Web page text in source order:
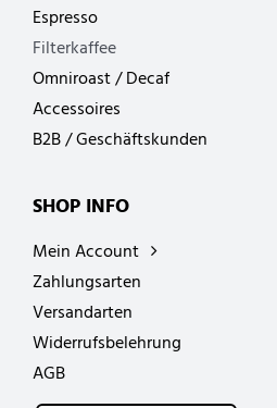
Espresso
Filterkaffee
Omniroast / Decaf
Accessoires
B2B / Geschäftskunden
SHOP INFO
Mein Account
Zahlungsarten
Versandarten
Widerrufsbelehrung
AGB